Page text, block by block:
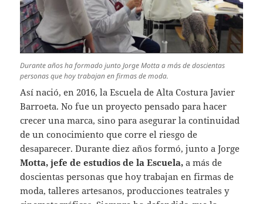
Durante años ha formado junto Jorge Motta a más de doscientas
personas que hoy trabajan en firmas de moda.
Así nació, en 2016, la Escuela de Alta Costura Javier
Barroeta. No fue un proyecto pensado para hacer
crecer una marca, sino para asegurar la continuidad
de un conocimiento que corre el riesgo de
desaparecer. Durante diez años formó, junto a Jorge
Motta, jefe de estudios de la Escuela, a más de
doscientas personas que hoy trabajan en firmas de
moda, talleres artesanos, producciones teatrales y